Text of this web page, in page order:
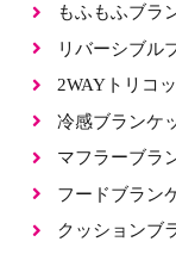
もふもふブラ
リバーシブル
2WAYトリコ
冷感ブランケ
マフラーブラ
フードブラン
クッションブ